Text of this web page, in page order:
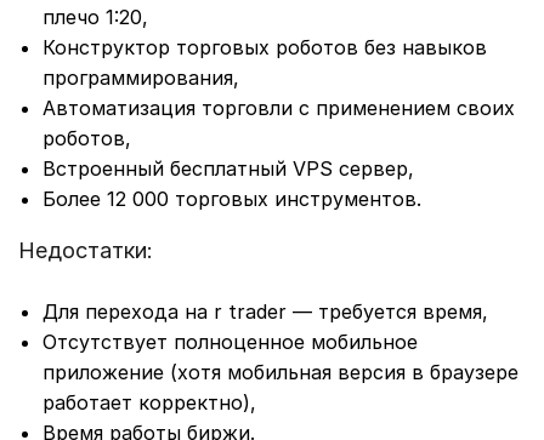
плечо 1:20,
Конструктор торговых роботов без навыков
программирования,
Автоматизация торговли с применением своих
роботов,
Встроенный бесплатный VPS сервер,
Более 12 000 торговых инструментов.
Недостатки:
Для перехода на r trader — требуется время,
Отсутствует полноценное мобильное
приложение (хотя мобильная версия в браузере
работает корректно),
Время работы биржи.